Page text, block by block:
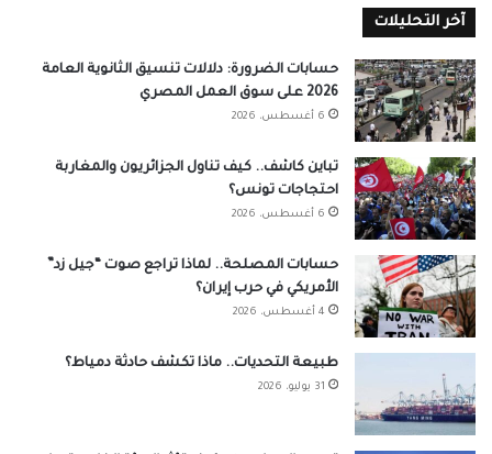
آخر التحليلات
حسابات الضرورة: دلالات تنسيق الثانوية العامة
2026 على سوق العمل المصري
6 أغسطس، 2026
تباين كاشف.. كيف تناول الجزائريون والمغاربة
احتجاجات تونس؟
6 أغسطس، 2026
حسابات المصلحة.. لماذا تراجع صوت “جيل زد”
الأمريكي في حرب إيران؟
4 أغسطس، 2026
طبيعة التحديات.. ماذا تكشف حادثة دمياط؟
31 يوليو، 2026